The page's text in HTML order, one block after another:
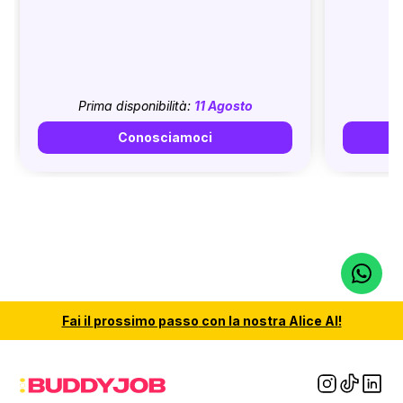
Prima disponibilità: 11 Agosto
Conosciamoci
Fai il prossimo passo con la nostra Alice AI!